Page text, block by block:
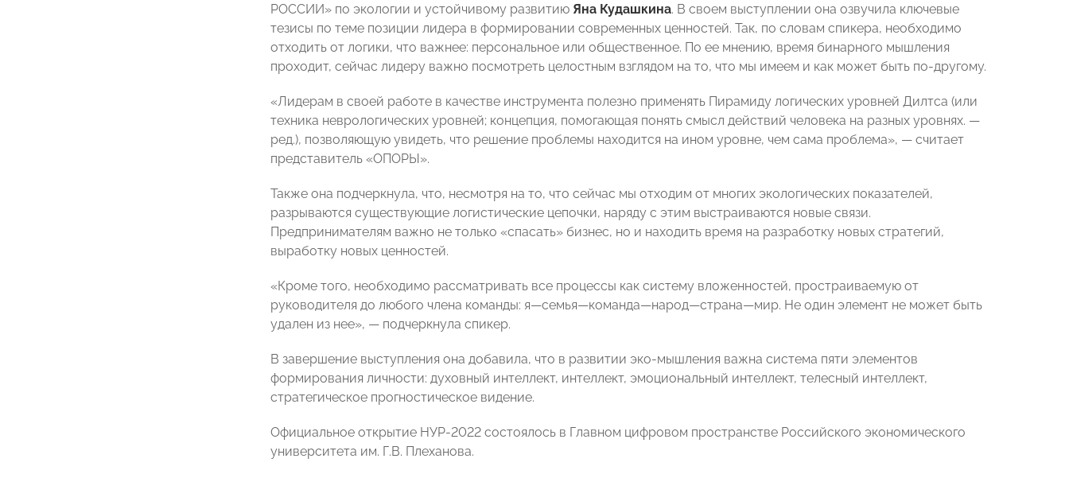
РОССИИ» по экологии и устойчивому развитию Яна Кудашкина. В своем выступлении она озвучила ключевые
тезисы по теме позиции лидера в формировании современных ценностей. Так, по словам спикера, необходимо
отходить от логики, что важнее: персональное или общественное. По ее мнению, время бинарного мышления
проходит, сейчас лидеру важно посмотреть целостным взглядом на то, что мы имеем и как может быть по-другому.
«Лидерам в своей работе в качестве инструмента полезно применять Пирамиду логических уровней Дилтса (или
техника неврологических уровней; концепция, помогающая понять смысл действий человека на разных уровнях. —
ред.), позволяющую увидеть, что решение проблемы находится на ином уровне, чем сама проблема», — считает
представитель «ОПОРЫ».
Также она подчеркнула, что, несмотря на то, что сейчас мы отходим от многих экологических показателей,
разрываются существующие логистические цепочки, наряду с этим выстраиваются новые связи.
Предпринимателям важно не только «спасать» бизнес, но и находить время на разработку новых стратегий,
выработку новых ценностей.
«Кроме того, необходимо рассматривать все процессы как систему вложенностей, простраиваемую от
руководителя до любого члена команды: я—семья—команда—народ—страна—мир. Не один элемент не может быть
удален из нее», — подчеркнула спикер.
В завершение выступления она добавила, что в развитии эко-мышления важна система пяти элементов
формирования личности: духовный интеллект, интеллект, эмоциональный интеллект, телесный интеллект,
стратегическое прогностическое видение.
Официальное открытие НУР-2022 состоялось в Главном цифровом пространстве Российского экономического
университета им. Г.В. Плеханова.